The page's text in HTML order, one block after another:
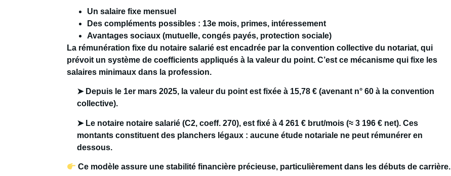
Un salaire fixe mensuel
Des compléments possibles : 13e mois, primes, intéressement
Avantages sociaux (mutuelle, congés payés, protection sociale)
La rémunération fixe du notaire salarié est encadrée par la convention collective du notariat, qui
prévoit un système de coefficients appliqués à la valeur du point. C’est ce mécanisme qui fixe les
salaires minimaux dans la profession.
➤ Depuis le 1er mars 2025, la valeur du point est fixée à 15,78 € (avenant n° 60 à la convention
collective).
➤ Le notaire notaire salarié (C2, coeff. 270), est fixé à 4 261 € brut/mois (≈ 3 196 € net). Ces
montants constituent des planchers légaux : aucune étude notariale ne peut rémunérer en
dessous.
Ce modèle assure une stabilité financière précieuse, particulièrement dans les débuts de carrière.